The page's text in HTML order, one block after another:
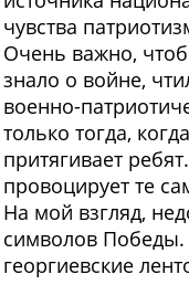
чувства
Очень важно,
знало о войне,
военно-
только тогда,
притягивает
провоцирует те
На мой взгляд,
символов Победы.
георгиевские